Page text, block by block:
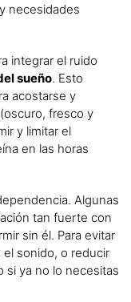
necesidades
integrar el ruido
sueño. Esto
acostarse y
fresco y
y limitar el
en las horas
Algunas
tan fuerte con
sin él. Para evitar
sonido, o reducir
si ya no lo necesitas